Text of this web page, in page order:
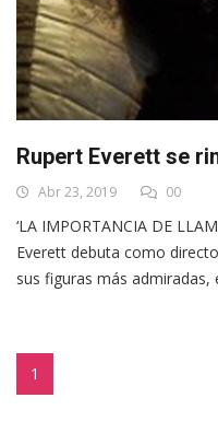
Rupert Everett se
Abr 23, 2019 00
‘LA IMPORTANCIA DE
Everett debuta como
sus figuras más admiradas,
1